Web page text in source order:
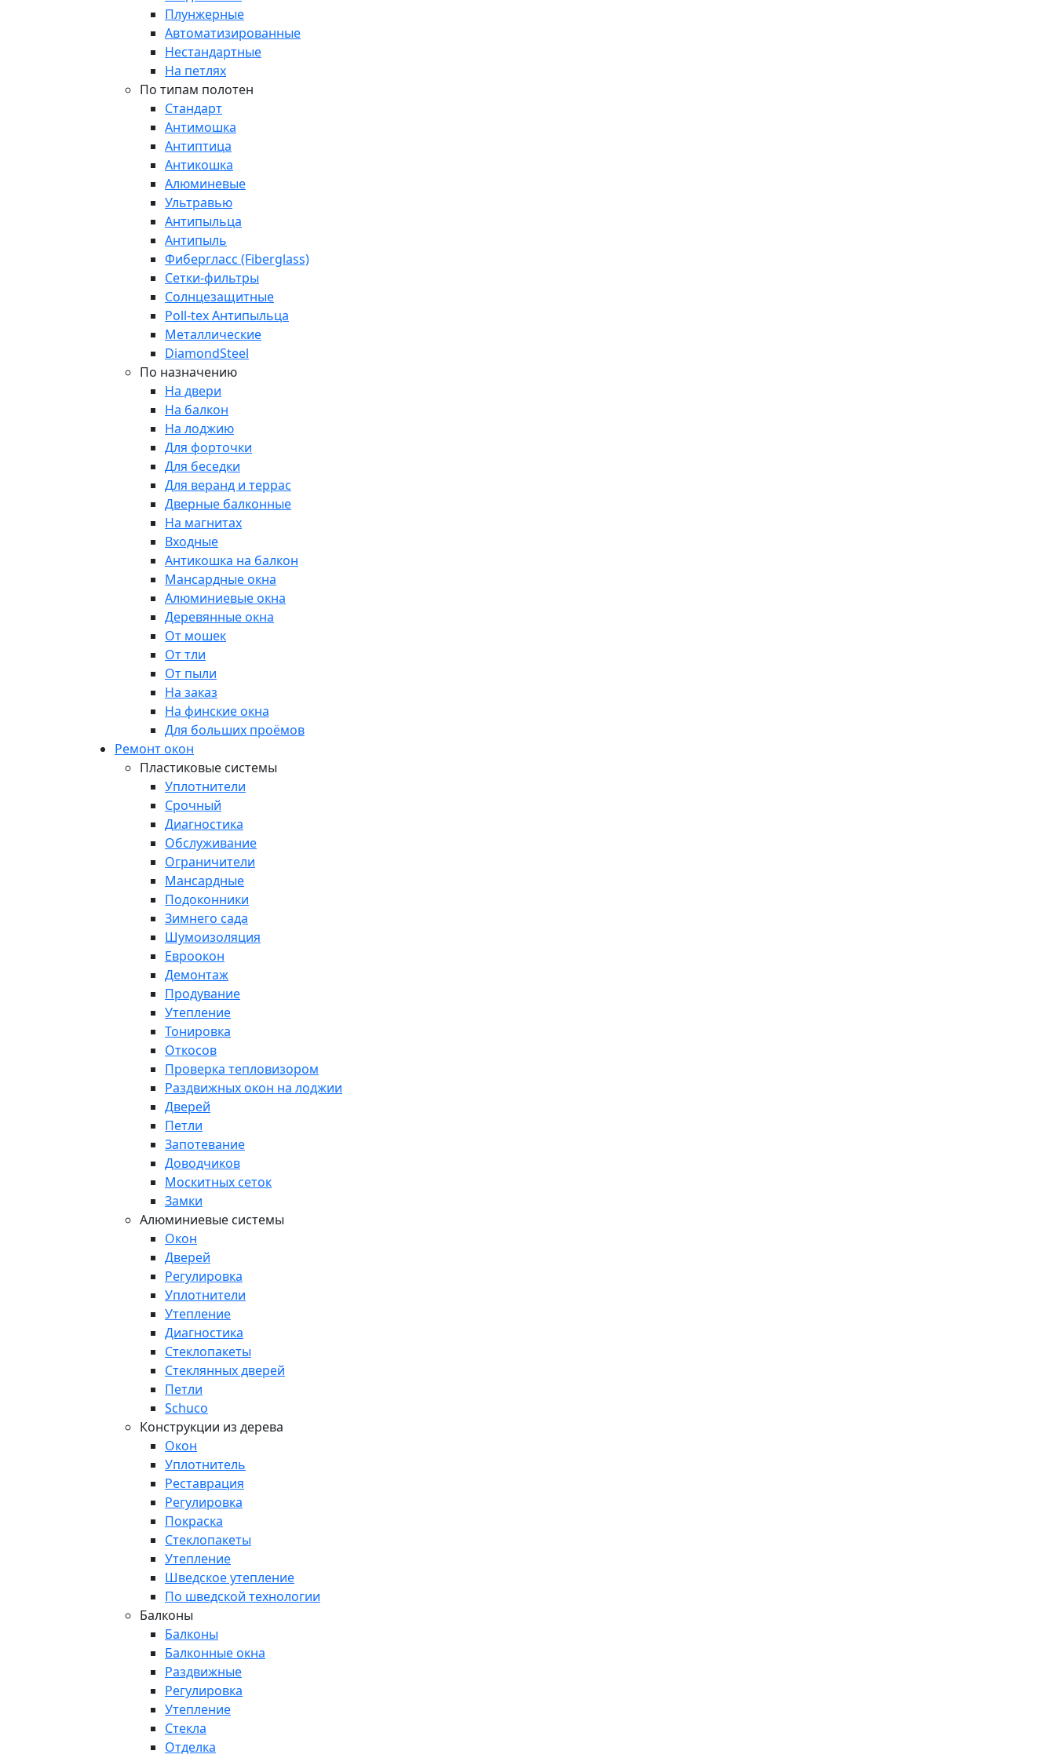
Плунжерные
Автоматизированные
Нестандартные
На петлях
По типам полотен
Стандарт
Антимошка
Антиптица
Антикошка
Алюминевые
Ультравью
Антипыльца
Антипыль
Фибергласс (Fiberglass)
Сетки-фильтры
Солнцезащитные
Poll-tex Антипыльца
Металлические
DiamondSteel
По назначению
На двери
На балкон
На лоджию
Для форточки
Для беседки
Для веранд и террас
Дверные балконные
На магнитах
Входные
Антикошка на балкон
Мансардные окна
Алюминиевые окна
Деревянные окна
От мошек
От тли
От пыли
На заказ
На финские окна
Для больших проёмов
Ремонт окон
Пластиковые системы
Уплотнители
Срочный
Диагностика
Обслуживание
Ограничители
Мансардные
Подоконники
Зимнего сада
Шумоизоляция
Евроокон
Демонтаж
Продувание
Утепление
Тонировка
Откосов
Проверка тепловизором
Раздвижных окон на лоджии
Дверей
Петли
Запотевание
Доводчиков
Москитных сеток
Замки
Алюминиевые системы
Окон
Дверей
Регулировка
Уплотнители
Утепление
Диагностика
Стеклопакеты
Стеклянных дверей
Петли
Schuco
Конструкции из дерева
Окон
Уплотнитель
Реставрация
Регулировка
Покраска
Стеклопакеты
Утепление
Шведское утепление
По шведской технологии
Балконы
Балконы
Балконные окна
Раздвижные
Регулировка
Утепление
Стекла
Отделка